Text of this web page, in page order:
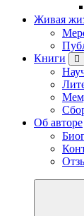
Живая
Книги
Об авторе